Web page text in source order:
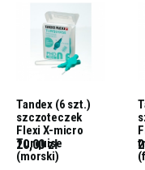
Tandex (6 szt.)
szczoteczek
Flexi X-micro
Turquise
(morski)
20,00 zł